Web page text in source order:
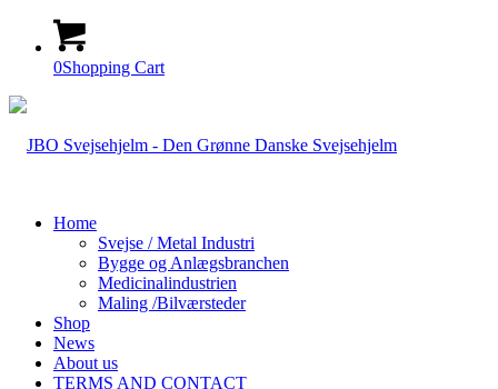
0Shopping Cart
Home
Svejse / Metal Industri
Bygge og Anlægsbranchen
Medicinalindustrien
Maling /Bilværsteder
Shop
News
About us
TERMS AND CONTACT